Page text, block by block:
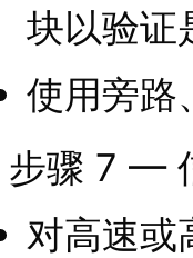
块以验证
使用旁路
步骤 7 —
对高速或